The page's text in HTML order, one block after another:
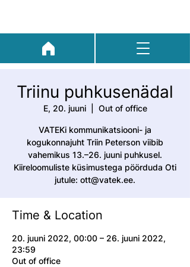
Triinu puhkusenädal
E, 20. juuni
  |
Out of office
VATEKi kommunikatsiooni- ja
kogukonnajuht Triin Peterson viibib
vahemikus 13.–26. juuni puhkusel.
Kiireloomuliste küsimustega pöörduda Oti
jutule: ott@vatek.ee.
Time & Location
20. juuni 2022, 00:00 – 26. juuni 2022,
23:59
Out of office